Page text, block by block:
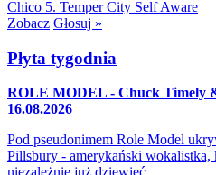
Chico 5. Temper City Self Aware
Zobacz Głosuj »
Płyta tygodnia
ROLE MODEL - Chuck Timely
16.08.2026
Pod pseudonimem Role Model
Pillsbury - amerykański wokalistka,